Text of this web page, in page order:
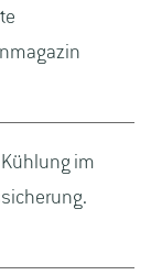
im